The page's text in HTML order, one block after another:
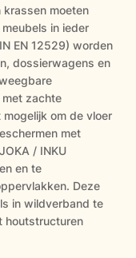
moeten
in ieder
EN 12529) worden
dossierwagens en
zachte
om de vloer
met
/ INKU
en te
Deze
in wildverband te
houtstructuren